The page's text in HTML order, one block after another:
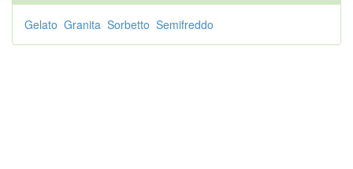
Gelato Granita Sorbetto Semifreddo